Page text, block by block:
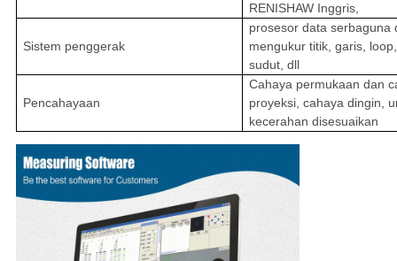
RENISHAW Inggris,
Sistem penggerak
prosesor data serbaguna
mengukur titik, garis,
sudut, dll
Pencahayaan
Cahaya permukaan dan
proyeksi, cahaya dingin,
kecerahan disesuaikan